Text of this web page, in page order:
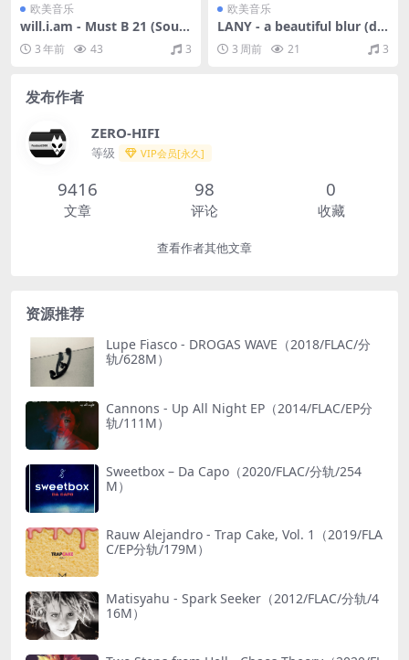
欧美音乐
will.i.am - Must B 21 (Soun
dtrack to Get Things Starte
d)（2003/FLAC/分轨/337
3 年前 43 3
欧美音乐
LANY - a beautiful blur (del
uxe) [Explicit]（2023/FLAC/
分轨/340M）
3 周前 21 3
发布作者
ZERO-HIFI
等级 VIP会员[永久]
9416
文章
98
评论
0
收藏
查看作者其他文章
资源推荐
Lupe Fiasco - DROGAS WAVE（2018/FLAC/分
轨/628M）
Cannons - Up All Night EP（2014/FLAC/EP分
轨/111M）
Sweetbox – Da Capo（2020/FLAC/分轨/254
M）
Rauw Alejandro - Trap Cake, Vol. 1（2019/FLA
C/EP分轨/179M）
Matisyahu - Spark Seeker（2012/FLAC/分轨/4
16M）